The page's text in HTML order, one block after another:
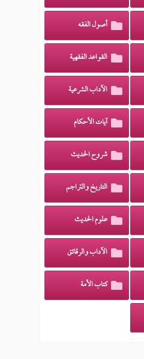
أصول الفقه
القواعد الفقهية
الآداب الشرعية
آيات الأحكام
شروح الحديث
التاريخ والتراجم
علوم الحديث
الآداب والرقائق
كتاب الأمة